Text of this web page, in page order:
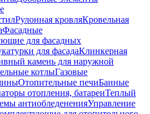
Рулонная кровляКровельная
Фасадные
для фасадных
для фасадаКлинкерная
камень для наружной
котлыГазовые
Отопительные печиБанные
отопления, батареиТеплый
антиобледененияУправление